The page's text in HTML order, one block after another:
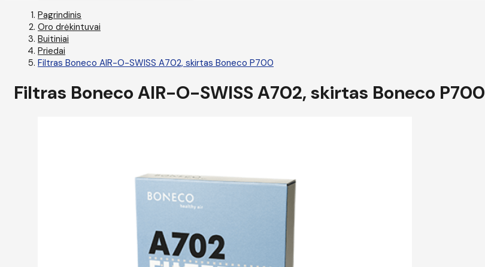
Pagrindinis
Oro drėkintuvai
Buitiniai
Priedai
Filtras Boneco AIR-O-SWISS A702, skirtas Boneco P700
Filtras Boneco AIR-O-SWISS A702, skirtas Boneco P700